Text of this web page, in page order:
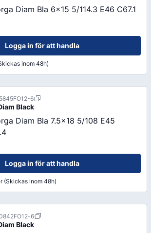
Diam Bla 6x15 5/114.3 E46 C67.1
Logga in för att handla
inom 48h)
6
Black
Diam Bla 7.5x18 5/108 E45
Logga in för att handla
(Skickas inom 48h)
6
Black